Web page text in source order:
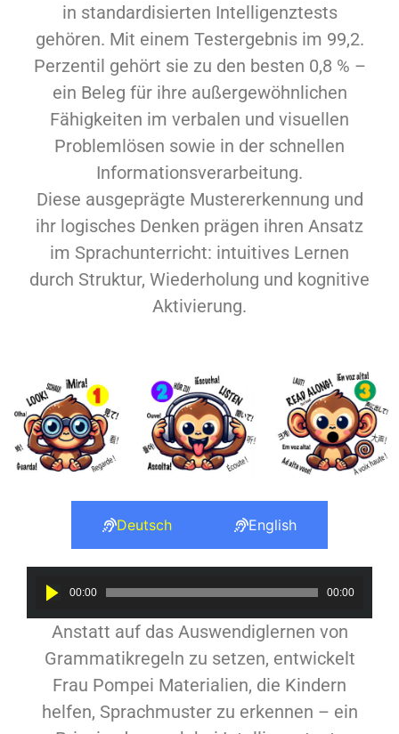
in standardisierten Intelligenztests
gehören. Mit einem Testergebnis im 99,2.
Perzentil gehört sie zu den besten 0,8 % –
ein Beleg für ihre außergewöhnlichen
Fähigkeiten im verbalen und visuellen
Problemlösen sowie in der schnellen
Informationsverarbeitung.
Diese ausgeprägte Mustererkennung und
ihr logisches Denken prägen ihren Ansatz
im Sprachunterricht: intuitives Lernen
durch Struktur, Wiederholung und kognitive
Aktivierung.
Deutsch English
Audio
Player
00:00 00:00
Anstatt auf das Auswendiglernen von
Grammatikregeln zu setzen, entwickelt
Frau Pompei Materialien, die Kindern
helfen, Sprachmuster zu erkennen – ein